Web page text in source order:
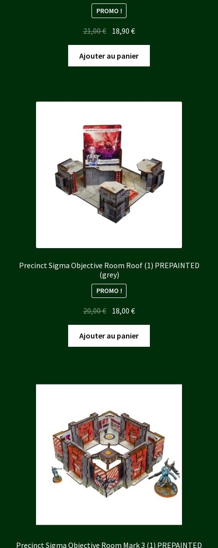
PROMO !
21,00€ Le
initial
était :
18,90€Le
actuel
est :
Ajouter au panier
Precinct Sigma Objective Room Roof (1) PREPAINTED
(grey)
PROMO !
20,00€ Le
prix
initial
était :
18,00€Le
prix
actuel
est :
Ajouter au panier
Precinct Sigma Objective Room Mark 3 (1) PREPAINTED